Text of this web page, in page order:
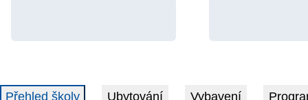
Přehled školy Ubytování Vybavení